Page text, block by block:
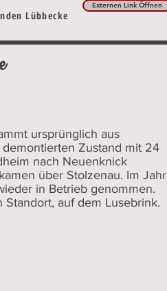
Lübbecke
Externen Link Öffnen
ursprünglich aus
Zustand mit 24
nach Neuenknick
über Stolzenau. Im Jahr
in Betrieb genommen.
auf dem Lusebrink.